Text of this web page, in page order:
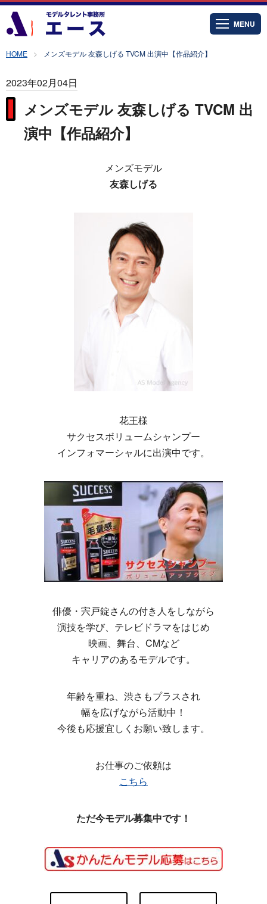
MENU
HOME メンズモデル 友森しげる TVCM 出演中【作品紹介】
2023年02月04日
メンズモデル 友森しげる TVCM 出
演中【作品紹介】
メンズモデル
友森しげる
花王様
サクセスボリュームシャンプー
インフォマーシャルに出演中です。
俳優・宍戸錠さんの付き人をしながら
演技を学び、テレビドラマをはじめ
映画、舞台、CMなど
キャリアのあるモデルです。
年齢を重ね、渋さもプラスされ
幅を広げながら活動中！
今後も応援宜しくお願い致します。
お仕事のご依頼は
こちら
ただ今モデル募集中です！